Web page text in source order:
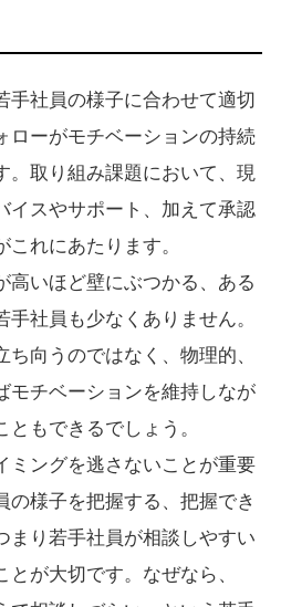
手社員の様子に合わせて適切
ローがモチベーションの持続
。取り組み課題において、現
イスやサポート、加えて承認
れにあたります。
高いほど壁にぶつかる、ある
社員も少なくありません。
向うのではなく、物理的、
モチベーションを維持しなが
もできるでしょう。
ミングを逃さないことが重要
の様子を把握する、把握でき
まり若手社員が相談しやすい
が大切です。なぜなら、